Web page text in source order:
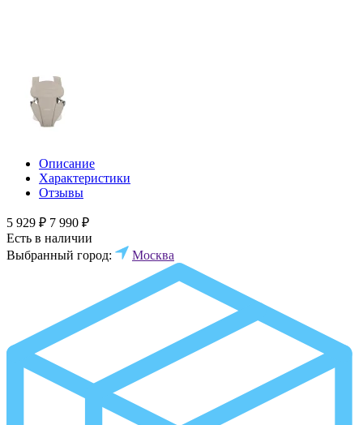
Описание
Характеристики
Отзывы
5 929 ₽ 7 990 ₽
Есть в наличии
Выбранный город:
Москва